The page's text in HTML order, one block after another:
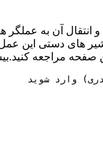
های دستی این
صفحه مراجعه
وارد شوید